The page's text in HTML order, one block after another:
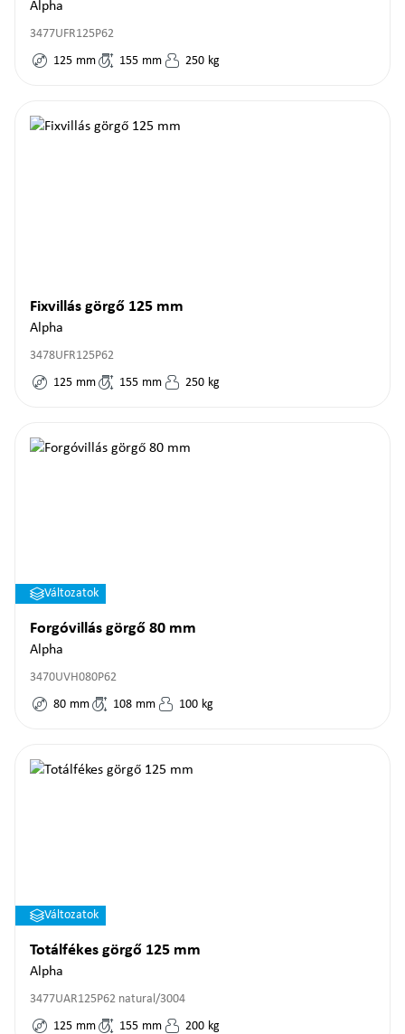
Alpha
3477UFR125P62
125 mm 155 mm 250 kg
Fixvillás görgő 125 mm
Alpha
3478UFR125P62
125 mm 155 mm 250 kg
Változatok
Forgóvillás görgő 80 mm
Alpha
3470UVH080P62
80 mm 108 mm 100 kg
Változatok
Totálfékes görgő 125 mm
Alpha
3477UAR125P62 natural/3004
125 mm 155 mm 200 kg